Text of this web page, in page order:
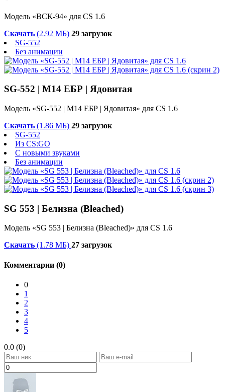
Модель «ВСК-94» для CS 1.6
Скачать (2.92 МБ) 29 загрузок
SG-552
Без анимации
SG-552 | М14 ЕБР | Ядовитая
Модель «SG-552 | М14 ЕБР | Ядовитая» для CS 1.6
Скачать (1.86 МБ) 29 загрузок
SG-552
Из CS:GO
С новыми звуками
Без анимации
SG 553 | Белизна (Bleached)
Модель «SG 553 | Белизна (Bleached)» для CS 1.6
Скачать (1.78 МБ) 27 загрузок
Комментарии (0)
0
1
2
3
4
5
0.0 (0)